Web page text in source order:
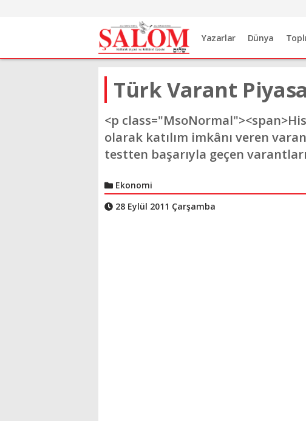
Yazarlar Dünya
Türk Varant
<p
olarak katılım imkânı veren
testten başarıyla geçen
Ekonomi
28 Eylül 2011 Çarşamba